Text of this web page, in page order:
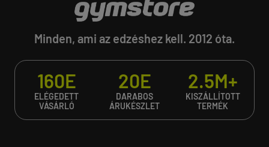
Minden, ami az edzéshez kell. 2012 óta.
160E
ELÉGEDETT
VÁSÁRLÓ
20E
DARABOS
ÁRUKÉSZLET
2.5M+
KISZÁLLÍTOTT
TERMÉK